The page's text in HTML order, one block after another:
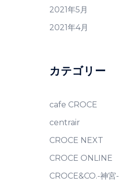
2021年5月
2021年4月
カテゴリー
cafe CROCE
centrair
CROCE NEXT
CROCE ONLINE
CROCE&CO.-神宮-